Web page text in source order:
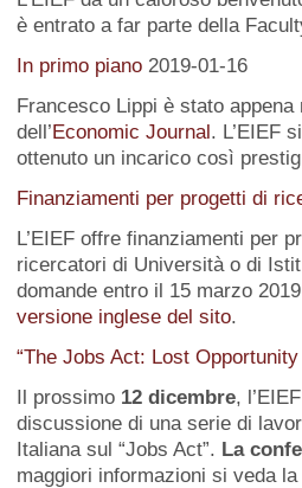
è entrato a far parte della
In primo piano 2019-01-16
Francesco Lippi è stato
dell’Economic Journal. L’EIEF
ottenuto un incarico così
Finanziamenti per progetti di
L’EIEF offre finanziamenti per
ricercatori di Università o di
domande entro il 15 marzo
versione inglese del sito.
“The Jobs Act: Lost
Il prossimo 12 dicembre,
discussione di una serie di
Italiana sul “Jobs Act”. La
maggiori informazioni si veda la